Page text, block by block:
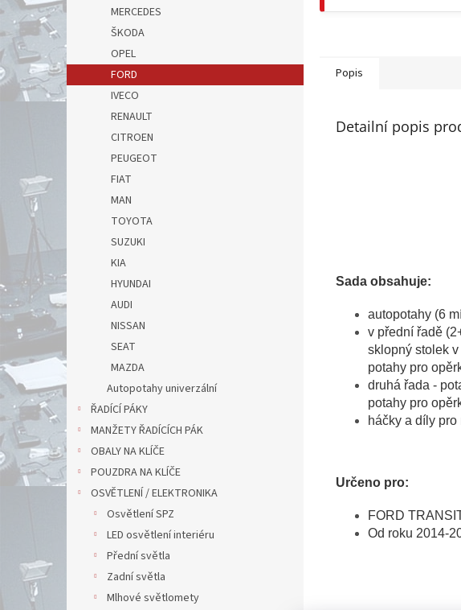
MERCEDES
ŠKODA
OPEL
FORD
IVECO
RENAULT
CITROEN
PEUGEOT
FIAT
MAN
TOYOTA
SUZUKI
KIA
HYUNDAI
AUDI
NISSAN
SEAT
MAZDA
Autopotahy univerzální
ŘADÍCÍ PÁKY
MANŽETY ŘADÍCÍCH PÁK
OBALY NA KLÍČE
POUZDRA NA KLÍČE
OSVĚTLENÍ / ELEKTRONIKA
Osvětlení SPZ
LED osvětlení interiéru
Přední světla
Zadní světla
Mlhové světlomety
Popis
Detailní popis
Sada obsahuje:
autopotahy (6
v přední řadě
sklopný stolek
potahy pro
druhá řada -
potahy pro
háčky a díly pro
Určeno pro:
FORD
Od roku 2014-